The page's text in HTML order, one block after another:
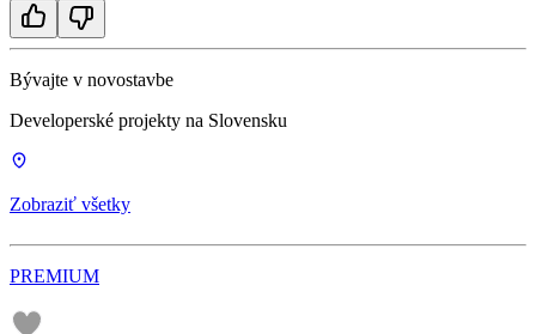
Bývajte v novostavbe
Developerské projekty na Slovensku
Zobraziť všetky
PREMIUM